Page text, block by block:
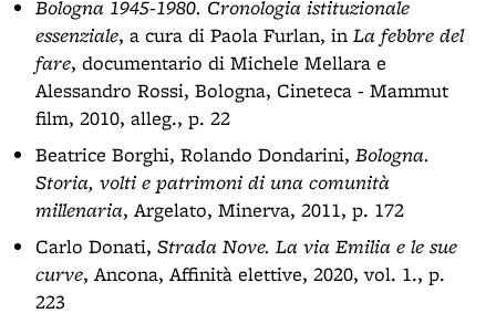
Bologna 1945-1980. Cronologia istituzionale
essenziale, a cura di Paola Furlan, in La febbre del
fare, documentario di Michele Mellara e
Alessandro Rossi, Bologna, Cineteca - Mammut
film, 2010, alleg., p. 22
Beatrice Borghi, Rolando Dondarini, Bologna.
Storia, volti e patrimoni di una comunità
millenaria, Argelato, Minerva, 2011, p. 172
Carlo Donati, Strada Nove. La via Emilia e le sue
curve, Ancona, Affinità elettive, 2020, vol. 1., p.
223